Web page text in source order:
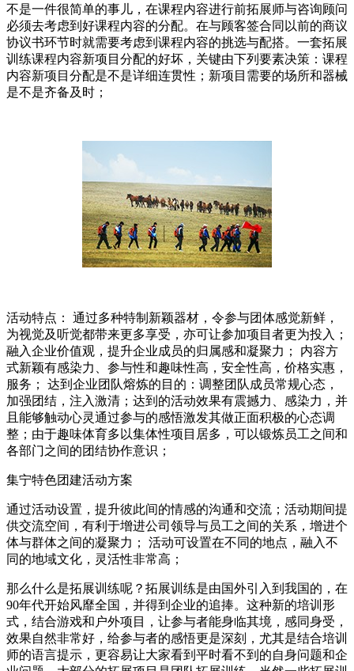
不是一件很简单的事儿，在课程内容进行前拓展师与咨询顾问
必须去考虑到好课程内容的分配。在与顾客签合同以前的商议
协议书环节时就需要考虑到课程内容的挑选与配搭。一套拓展
训练课程内容新项目分配的好坏，关键由下列要素决策：课程
内容新项目分配是不是详细连贯性；新项目需要的场所和器械
是不是齐备及时；
活动特点： 通过多种特制新颖器材，令参与团体感觉新鲜，
为视觉及听觉都带来更多享受，亦可让参加项目者更为投入；
融入企业价值观，提升企业成员的归属感和凝聚力； 内容方
式新颖有感染力、参与性和趣味性高，安全性高，价格实惠，
服务； 达到企业团队熔炼的目的：调整团队成员常规心态，
加强团结，注入激清；达到的活动效果有震撼力、感染力，并
且能够触动心灵通过参与的感悟激发其做正面积极的心态调
整；由于趣味体育多以集体性项目居多，可以锻炼员工之间和
各部门之间的团结协作意识；
集宁特色团建活动方案
通过活动设置，提升彼此间的情感的沟通和交流；活动期间提
供交流空间，有利于增进公司领导与员工之间的关系，增进个
体与群体之间的凝聚力； 活动可设置在不同的地点，融入不
同的地域文化，灵活性非常高；
那么什么是拓展训练呢？拓展训练是由国外引入到我国的，在
90年代开始风靡全国，并得到企业的追捧。这种新的培训形
式，结合游戏和户外项目，让参与者能身临其境，感同身受，
效果自然非常好，给参与者的感悟更是深刻，尤其是结合培训
师的语言提示，更容易让大家看到平时看不到的自身问题和企